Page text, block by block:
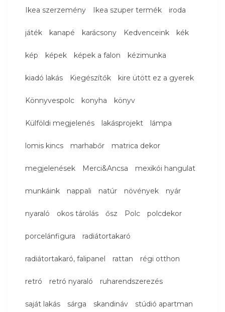
Ikea szerzemény Ikea szuper termék iroda
játék kanapé karácsony Kedvenceink kék
kép képek képek a falon kézimunka
kiadó lakás Kiegészítők kire ütött ez a gyerek
Könnyvespolc konyha könyv
Külföldi megjelenés lakásprojekt lámpa
lomis kincs marhabőr matrica dekor
megjelenések Merci&Ancsa mexikói hangulat
munkáink nappali natúr növények nyár
nyaraló okos tárolás ősz Polc polcdekor
porcelánfigura radiátortakaró
radiátortakaró, falipanel rattan régi otthon
retró retró nyaraló ruharendszerezés
saját lakás sárga skandináv stúdió apartman